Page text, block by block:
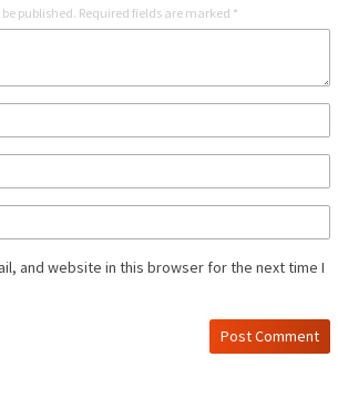
published. Required fields are marked *
and website in this browser for the next time I